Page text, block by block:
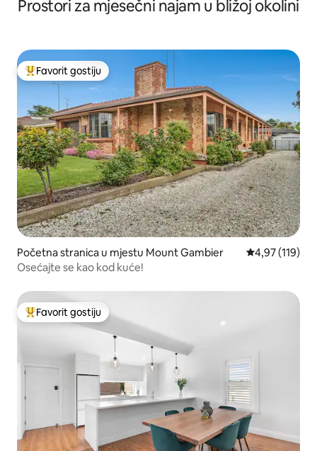
Prostori za mjesečni najam u bližoj okolini
Glavni favorit gostiju
Favorit gostiju
Početna stranica u mjestu Mount Gambier prosječna
4,97 (119)
Osećajte se kao kod kuće!
Glavni favorit gostiju
Favorit gostiju